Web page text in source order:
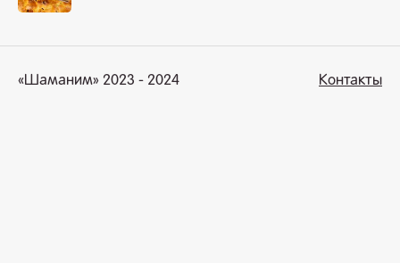
«Шаманим» 2023 - 2024 Контакты